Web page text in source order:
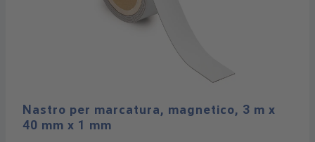
Nastro per marcatura, magnetico, 3 m x
40 mm x 1 mm